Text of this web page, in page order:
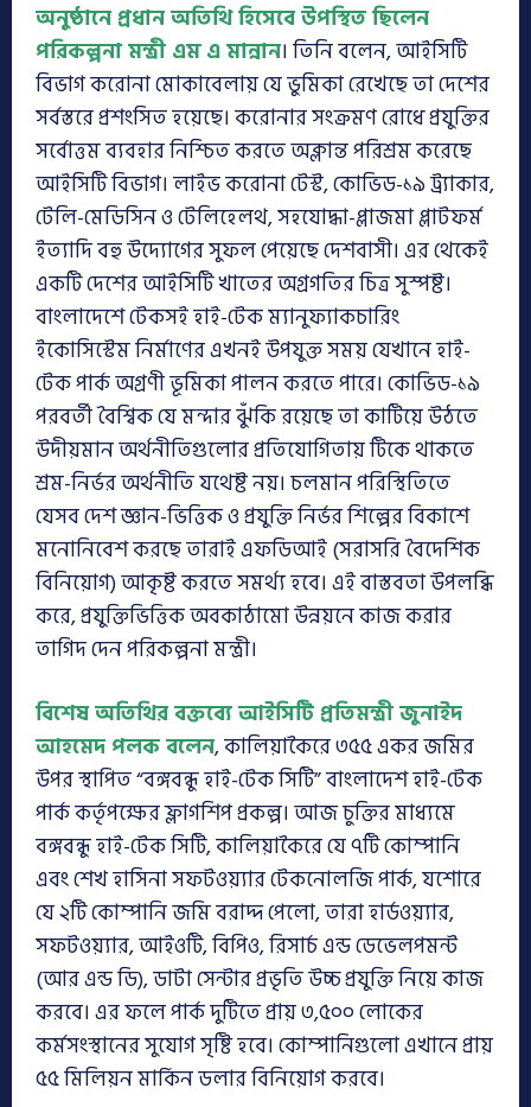
অনুষ্ঠানে প্রধান অতিথি হিসেবে উপস্থিত ছিলেন
পরিকল্পনা মন্ত্রী এম এ মান্নান। তিনি বলেন, আইসিটি
বিভাগ করোনা মোকাবেলায় যে ভুমিকা রেখেছে তা দেশের
সর্বস্তরে প্রশংসিত হয়েছে। করোনার সংক্রমণ রোধে প্রযুক্তির
সর্বোত্তম ব্যবহার নিশ্চিত করতে অক্লান্ত পরিশ্রম করেছে
আইসিটি বিভাগ। লাইভ করোনা টেস্ট, কোভিড-১৯ ট্র্যাকার,
টেলি-মেডিসিন ও টেলিহেলথ, সহযোদ্ধা-প্লাজমা প্লাটফর্ম
ইত্যাদি বহু উদ্যোগের সুফল পেয়েছে দেশবাসী। এর থেকেই
একটি দেশের আইসিটি খাতের অগ্রগতির চিত্র সুস্পষ্ট।
বাংলাদেশে টেকসই হাই-টেক ম্যানুফ্যাকচারিং
ইকোসিস্টেম নির্মাণের এখনই উপযুক্ত সময় যেখানে হাই-
টেক পার্ক অগ্রণী ভূমিকা পালন করতে পারে। কোভিড-১৯
পরবর্তী বৈশ্বিক যে মন্দার ঝুঁকি রয়েছে তা কাটিয়ে উঠতে
উদীয়মান অর্থনীতিগুলোর প্রতিযোগিতায় টিকে থাকতে
শ্রম-নির্ভর অর্থনীতি যথেষ্ট নয়। চলমান পরিস্থিতিতে
যেসব দেশ জ্ঞান-ভিত্তিক ও প্রযুক্তি নির্ভর শিল্পের বিকাশে
মনোনিবেশ করছে তারাই এফডিআই (সরাসরি বৈদেশিক
বিনিয়োগ) আকৃষ্ট করতে সমর্থ্য হবে। এই বাস্তবতা উপলব্ধি
করে, প্রযুক্তিভিত্তিক অবকাঠামো উন্নয়নে কাজ করার
তাগিদ দেন পরিকল্পনা মন্ত্রী।
বিশেষ অতিথির বক্তব্যে আইসিটি প্রতিমন্ত্রী জুনাইদ
আহমেদ পলক বলেন, কালিয়াকৈরে ৩৫৫ একর জমির
উপর স্থাপিত “বঙ্গবন্ধু হাই-টেক সিটি” বাংলাদেশ হাই-টেক
পার্ক কর্তৃপক্ষের ফ্লাগশিপ প্রকল্প। আজ চুক্তির মাধ্যমে
বঙ্গবন্ধু হাই-টেক সিটি, কালিয়াকৈরে যে ৭টি কোম্পানি
এবং শেখ হাসিনা সফটওয়্যার টেকনোলজি পার্ক, যশোরে
যে ২টি কোম্পানি জমি বরাদ্দ পেলো, তারা হার্ডওয়্যার,
সফটওয়্যার, আইওটি, বিপিও, রিসার্চ এন্ড ডেভেলপমন্ট
(আর এন্ড ডি), ডাটা সেন্টার প্রভৃতি উচ্চ প্রযুক্তি নিয়ে কাজ
করবে। এর ফলে পার্ক দুটিতে প্রায় ৩,৫০০ লোকের
কর্মসংস্থানের সুযোগ সৃষ্টি হবে। কোম্পানিগুলো এখানে প্রায়
৫৫ মিলিয়ন মার্কিন ডলার বিনিয়োগ করবে।